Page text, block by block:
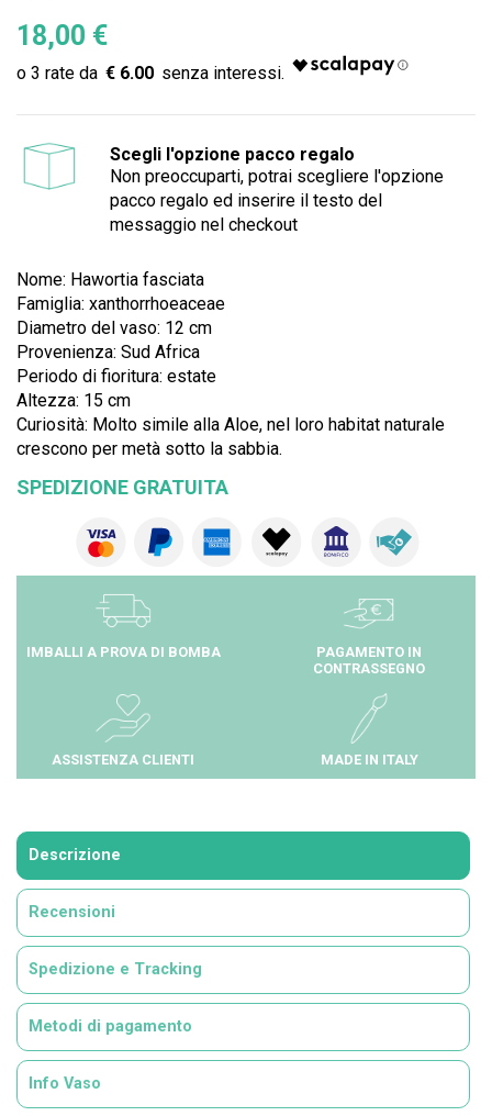
18,00 €
€ 6.00
Scegli l'opzione pacco regalo
Non preoccuparti, potrai scegliere l'opzione
pacco regalo ed inserire il testo del
messaggio nel checkout
Nome: Hawortia fasciata
Famiglia: xanthorrhoeaceae
Diametro del vaso: 12 cm
Provenienza: Sud Africa
Periodo di fioritura: estate
Altezza: 15 cm
Curiosità: Molto simile alla Aloe, nel loro habitat naturale
crescono per metà sotto la sabbia.
SPEDIZIONE GRATUITA
IMBALLI A PROVA DI BOMBA
PAGAMENTO IN
CONTRASSEGNO
ASSISTENZA CLIENTI MADE IN ITALY
Descrizione
Recensioni
Spedizione e Tracking
Metodi di pagamento
Info Vaso